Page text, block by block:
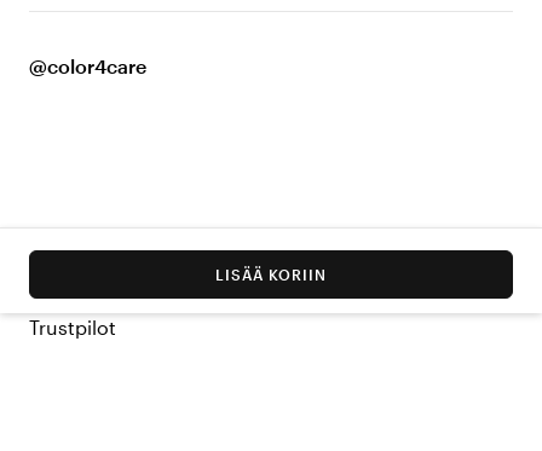
@color4care
LISÄÄ KORIIN
Trustpilot